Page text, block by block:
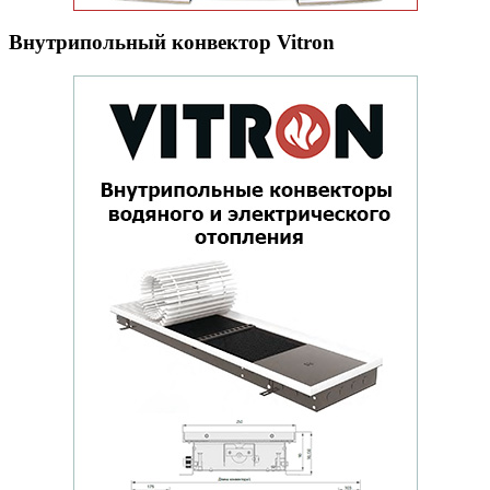
Внутрипольный конвектор Vitron